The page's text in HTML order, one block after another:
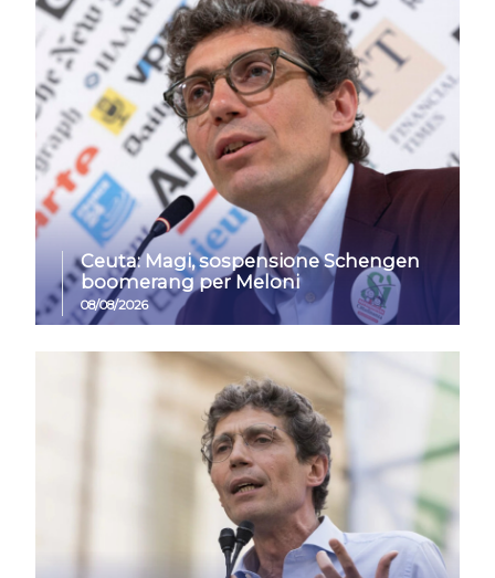
Ceuta: Magi, sospensione Schengen
boomerang per Meloni
08/08/2026